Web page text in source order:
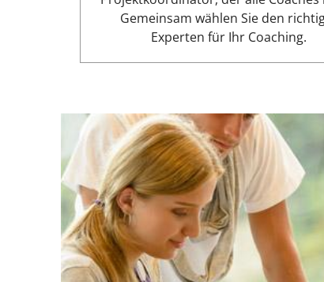
Gemeinsam wählen Sie den
Experten für Ihr Coaching.